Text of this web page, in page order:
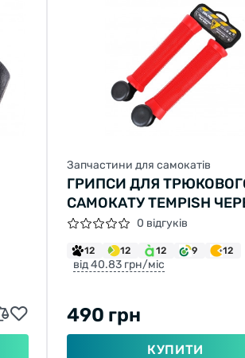
Запчастини для самокатів
ГРИПСИ ДЛЯ
САМОКАТУ TEMPISH
0 відгуків
12 12 12 9 12
від 40.83 грн/міс
490 грн
КУПИТИ